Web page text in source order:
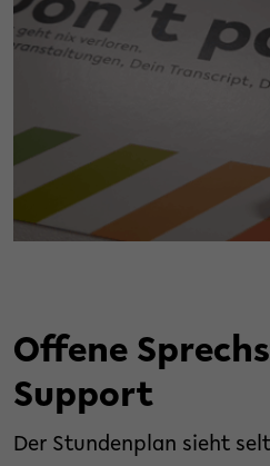
Offene
Support
Der Stundenplan sieht